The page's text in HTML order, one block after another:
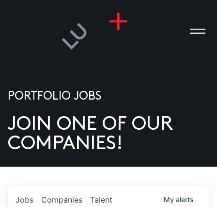
US
PORTFOLIO JOBS
JOIN ONE OF OUR
COMPANIES!
Jobs Companies Talent My alerts